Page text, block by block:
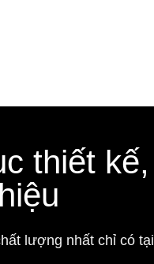
thiết kế,
lượng nhất chỉ có tại